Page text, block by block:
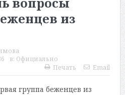
из
в: Официально
Печать
Email
группа беженцев из